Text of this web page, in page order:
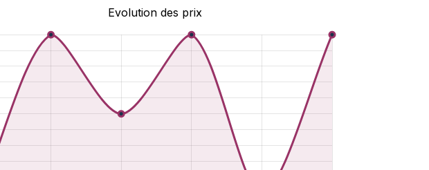
Evolution des prix